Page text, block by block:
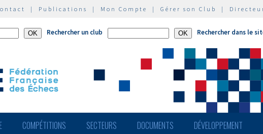
| Publications | Mon Compte | Gérer son Club |
Rechercher un club Rechercher dans le
COMPÉTITIONS SECTEURS DOCUMENTS DÉVELOPPEMENT